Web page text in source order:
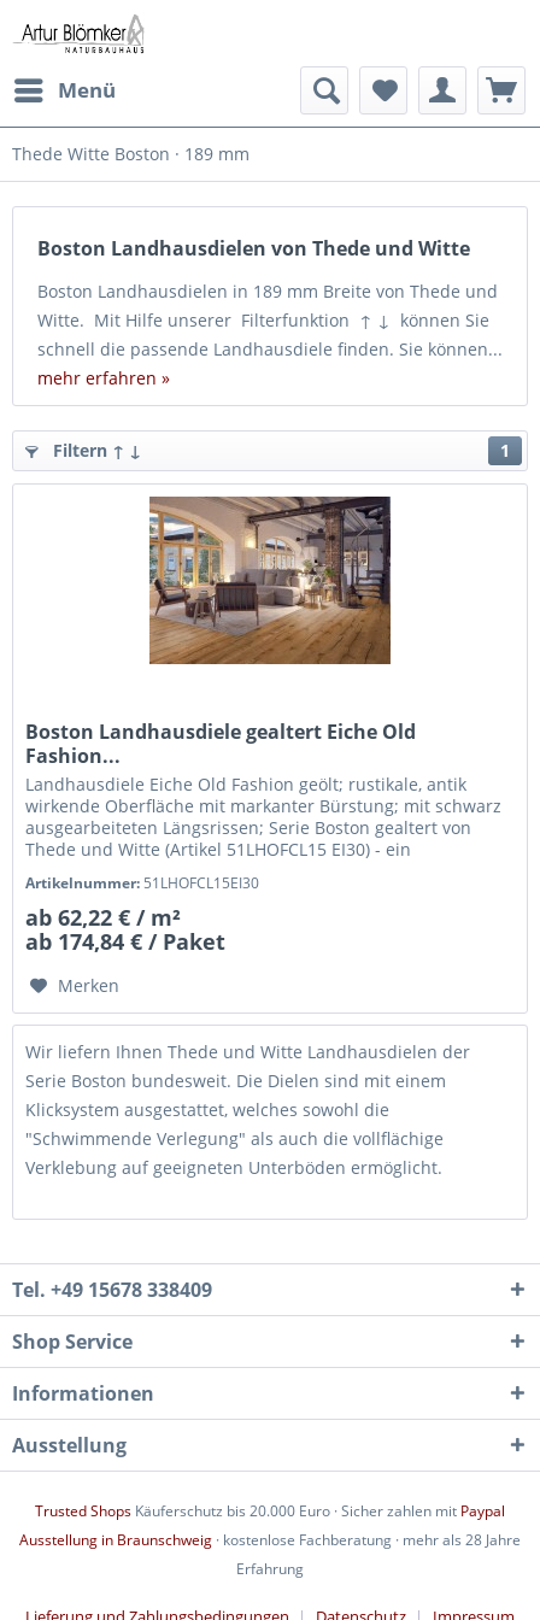
Menü
Thede Witte Boston · 189 mm
Boston Landhausdielen von Thede und Witte
Boston Landhausdielen in 189 mm Breite von Thede und
Witte. Mit Hilfe unserer Filterfunktion ↑ ↓ können Sie
schnell die passende Landhausdiele finden. Sie können...
mehr erfahren »
Filtern ↑ ↓ 1
Boston Landhausdiele gealtert Eiche Old
Fashion...
Landhausdiele Eiche Old Fashion geölt; rustikale, antik
wirkende Oberfläche mit markanter Bürstung; mit schwarz
ausgearbeiteten Längsrissen; Serie Boston gealtert von
Thede und Witte (Artikel 51LHOFCL15 EI30) - ein
Artikelnummer: 51LHOFCL15EI30
ab 62,22 € / m²
ab 174,84 € / Paket
Merken
Wir liefern Ihnen Thede und Witte Landhausdielen der
Serie Boston bundesweit. Die Dielen sind mit einem
Klicksystem ausgestattet, welches sowohl die
"Schwimmende Verlegung" als auch die vollflächige
Verklebung auf geeigneten Unterböden ermöglicht.
Tel. +49 15678 338409
Shop Service
Informationen
Ausstellung
Trusted Shops Käuferschutz bis 20.000 Euro · Sicher zahlen mit Paypal
Ausstellung in Braunschweig · kostenlose Fachberatung · mehr als 28 Jahre
Erfahrung